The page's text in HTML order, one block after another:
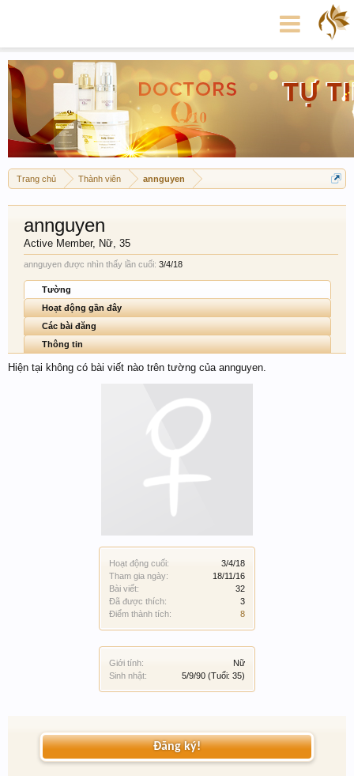
Trang chủ Thành viên annguyen
Hoạt động cuối:
3/4/18
Tham gia ngày:
18/11/16
Bài viết:
32
Đã được thích:
3
Điểm thành tích:
8
Giới tính:
Nữ
Sinh nhật:
5/9/90 (Tuổi: 35)
annguyen
Active Member, Nữ, 35
annguyen được nhìn thấy lần cuối: 3/4/18
Tường
Hoạt động gần đây
Các bài đăng
Thông tin
Hiện tại không có bài viết nào trên tường của annguyen.
Đăng ký!